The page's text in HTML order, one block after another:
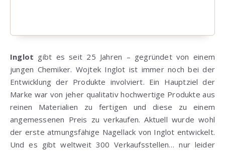
Inglot gibt es seit 25 Jahren – gegründet von einem
jungen Chemiker. Wojtek Inglot ist immer noch bei der
Entwicklung der Produkte involviert. Ein Hauptziel der
Marke war von jeher qualitativ hochwertige Produkte aus
reinen Materialien zu fertigen und diese zu einem
angemessenen Preis zu verkaufen. Aktuell wurde wohl
der erste atmungsfähige Nagellack von Inglot entwickelt.
Und es gibt weltweit 300 Verkaufsstellen… nur leider